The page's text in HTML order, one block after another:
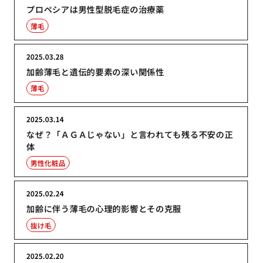
プロペシアは男性型脱毛症の治療薬
薄毛
加齢薄毛と遺伝的要素の深い関係性
2025.03.28
薄毛
なぜ？「ＡＧＡじゃない」と言われても残る不安の正
体
2025.03.14
男性化粧品
加齢に伴う薄毛の心理的影響とその克服
2025.02.24
抜け毛
2025.02.20